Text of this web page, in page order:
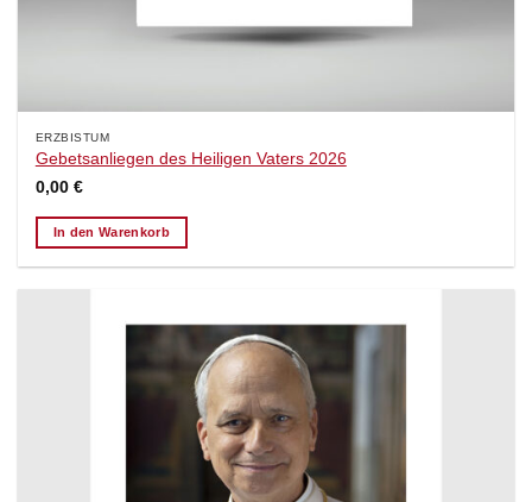
ERZBISTUM
Gebetsanliegen des Heiligen Vaters 2026
0,00 €
In den Warenkorb